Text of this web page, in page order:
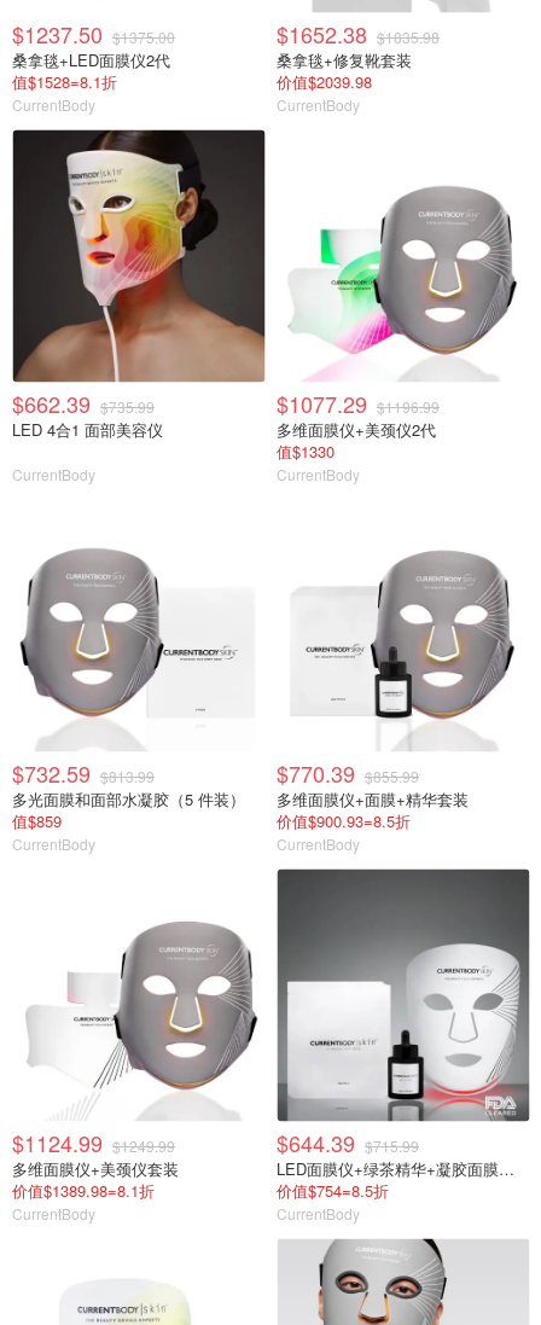
$1237.50 $1375.00
桑拿毯+LED面膜仪2代
值$1528=8.1折
CurrentBody
$1652.38 $1835.98
桑拿毯+修复靴套装
价值$2039.98
CurrentBody
$662.39 $735.99
LED 4合1 面部美容仪
CurrentBody
$1077.29 $1196.99
多维面膜仪+美颈仪2代
值$1330
CurrentBody
$732.59 $813.99
多光面膜和面部水凝胶（5 件装）
值$859
CurrentBody
$770.39 $855.99
多维面膜仪+面膜+精华套装
价值$900.93=8.5折
CurrentBody
$1124.99 $1249.99
多维面膜仪+美颈仪套装
价值$1389.98=8.1折
CurrentBody
$644.39 $715.99
LED面膜仪+绿茶精华+凝胶面膜套装
价值$754=8.5折
CurrentBody